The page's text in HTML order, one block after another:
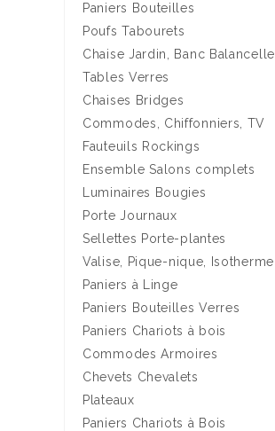
Paniers Bouteilles
Poufs Tabourets
Chaise Jardin, Banc Balancelle
Tables Verres
Chaises Bridges
Commodes, Chiffonniers, TV
Fauteuils Rockings
Ensemble Salons complets
Luminaires Bougies
Porte Journaux
Sellettes Porte-plantes
Valise, Pique-nique, Isotherme
Paniers à Linge
Paniers Bouteilles Verres
Paniers Chariots à bois
Commodes Armoires
Chevets Chevalets
Plateaux
Paniers Chariots à Bois